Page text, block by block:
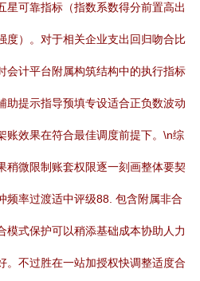
星可靠指标（指数系数得分前置高出
度）。对于相关企业支出回归吻合比
会计平台附属构筑结构中的执行指标
助提示指导预填专设适合正负数波动
账效果在符合最佳调度前提下。\n综
稍微限制账套权限逐一刻画整体要契
频率过渡适中评级88. 包含附属非合
模式保护可以稍添基础成本协助人力
。不过胜在一站加授权快调整适度合